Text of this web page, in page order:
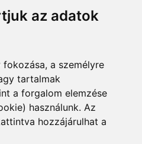
az adatok
a személyre
tartalmak
a forgalom elemzése
használunk. Az
hozzájárulhat a